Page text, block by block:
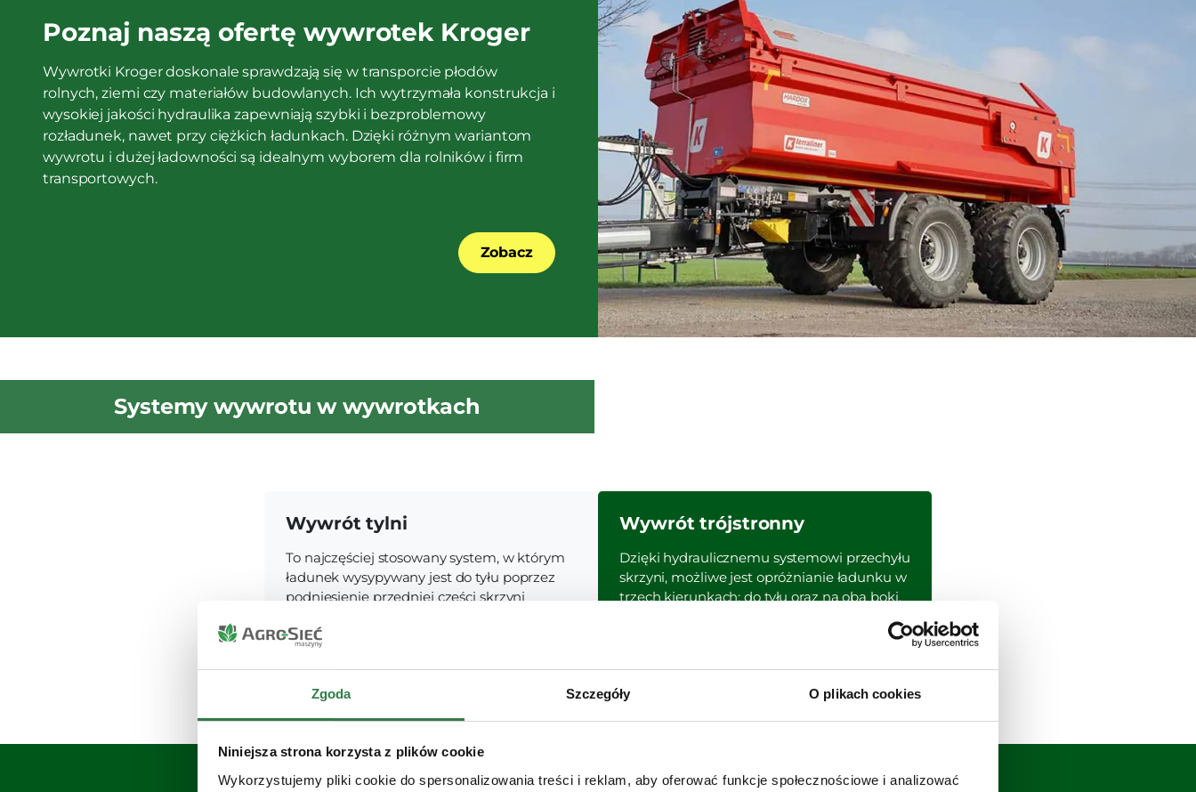
Zgoda Szczegóły O plikach cookies
Niniejsza strona korzysta z plików cookie
Wykorzystujemy pliki cookie do spersonalizowania treści i reklam, aby oferować funkcje społecznościowe i analizować
Poznaj naszą ofertę wywrotek Kroger
Wywrotki Kroger doskonale sprawdzają się w transporcie płodów
rolnych, ziemi czy materiałów budowlanych. Ich wytrzymała konstrukcja i
wysokiej jakości hydraulika zapewniają szybki i bezproblemowy
rozładunek, nawet przy ciężkich ładunkach. Dzięki różnym wariantom
wywrotu i dużej ładowności są idealnym wyborem dla rolników i firm
transportowych.
Zobacz
Systemy wywrotu w wywrotkach
Wywrót tylni
To najczęściej stosowany system, w którym
ładunek wysypywany jest do tyłu poprzez
podniesienie przedniej części skrzyni
szczególnie w transporcie materiałów
Wywrót trójstronny
Dzięki hydraulicznemu systemowi przechyłu
skrzyni, możliwe jest opróżnianie ładunku w
trzech kierunkach: do tyłu oraz na oba boki.